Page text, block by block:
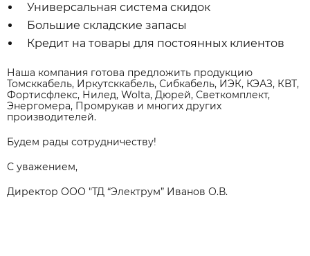
Универсальная система скидок
Большие складские запасы
Кредит на товары для постоянных клиентов
Наша компания готова предложить продукцию
Томсккабель, Иркутсккабель, Сибкабель, ИЭК, КЭАЗ, КВТ,
Фортисфлекс, Нилед, Wolta, Дюрей, Светкомплект,
Энергомера, Промрукав и многих других
производителей.
Будем рады сотрудничеству!
С уважением,
Директор ООО "ТД “Электрум” Иванов О.В.